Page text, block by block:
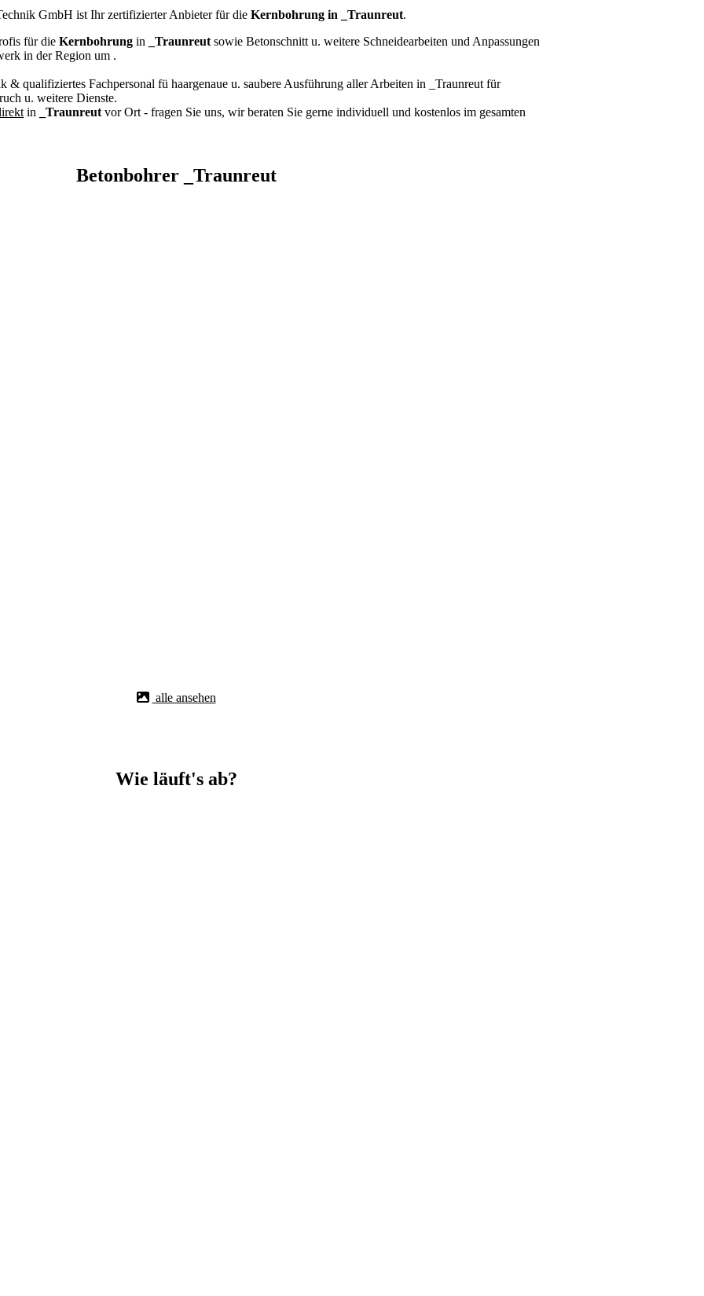
GmbH ist Ihr zertifizierter Anbieter für die Kernbohrung in _Traunreut.
für die Kernbohrung in _Traunreut sowie Betonschnitt u. weitere Schneidearbeiten und Anpassungen
in der Region um .
& qualifiziertes Fachpersonal fü haargenaue u. saubere Ausführung aller Arbeiten in _Traunreut für
u. weitere Dienste.
in _Traunreut vor Ort - fragen Sie uns, wir beraten Sie gerne individuell und kostenlos im gesamten
Betonbohrer _Traunreut
alle ansehen
Wie läuft's ab?